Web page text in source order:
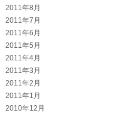
2011年8月
2011年7月
2011年6月
2011年5月
2011年4月
2011年3月
2011年2月
2011年1月
2010年12月